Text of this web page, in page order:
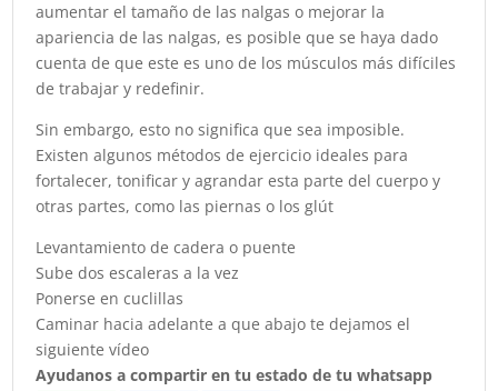
aumentar el tamaño de las nalgas o mejorar la
apariencia de las nalgas, es posible que se haya dado
cuenta de que este es uno de los músculos más difíciles
de trabajar y redefinir.
Sin embargo, esto no significa que sea imposible.
Existen algunos métodos de ejercicio ideales para
fortalecer, tonificar y agrandar esta parte del cuerpo y
otras partes, como las piernas o los glút
Levantamiento de cadera o puente
Sube dos escaleras a la vez
Ponerse en cuclillas
Caminar hacia adelante a que abajo te dejamos el
siguiente vídeo
Ayudanos a compartir en tu estado de tu whatsapp